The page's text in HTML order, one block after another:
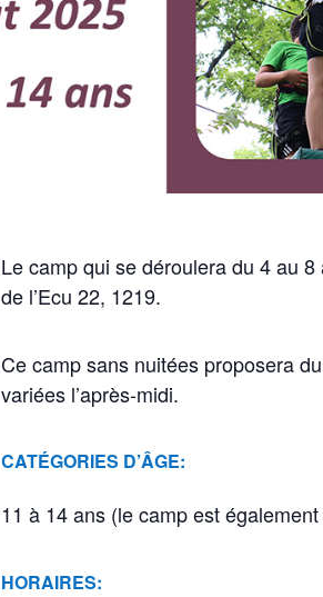
Le camp qui se déroulera du 4 au
de l’Ecu 22, 1219.
Ce camp sans nuitées proposera
variées l’après-midi.
CATÉGORIES D’ÂGE:
11 à 14 ans (le camp est
HORAIRES: